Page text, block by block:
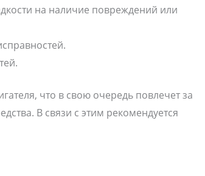
на наличие повреждений или
что в свою очередь повлечет за
В связи с этим рекомендуется